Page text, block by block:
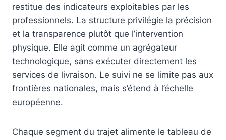
restitue des indicateurs exploitables par les
professionnels. La structure privilégie la précision
et la transparence plutôt que l’intervention
physique. Elle agit comme un agrégateur
technologique, sans exécuter directement les
services de livraison. Le suivi ne se limite pas aux
frontières nationales, mais s’étend à l’échelle
européenne.
Chaque segment du trajet alimente le tableau de